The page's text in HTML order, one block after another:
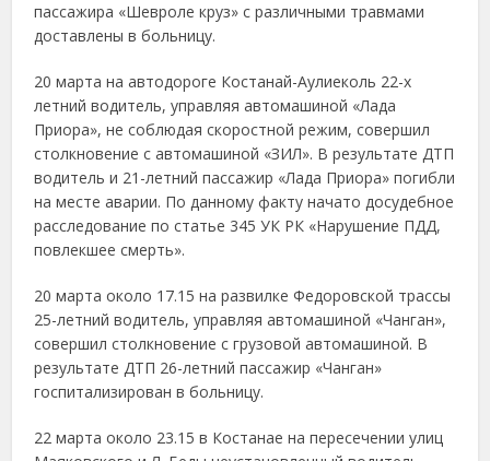
пассажира «Шевроле круз» с различными травмами
доставлены в больницу.
20 марта на автодороге Костанай-Аулиеколь 22-х
летний водитель, управляя автомашиной «Лада
Приора», не соблюдая скоростной режим, совершил
столкновение с автомашиной «ЗИЛ». В результате ДТП
водитель и 21-летний пассажир «Лада Приора» погибли
на месте аварии. По данному факту начато досудебное
расследование по статье 345 УК РК «Нарушение ПДД,
повлекшее смерть».
20 марта около 17.15 на развилке Федоровской трассы
25-летний водитель, управляя автомашиной «Чанган»,
совершил столкновение с грузовой автомашиной. В
результате ДТП 26-летний пассажир «Чанган»
госпитализирован в больницу.
22 марта около 23.15 в Костанае на пересечении улиц